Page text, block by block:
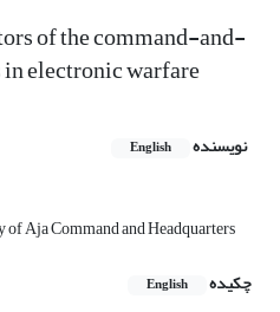
of the command-and-
electronic warfare
نویسنده English
Aja Command and Headquarters
چکیده
English